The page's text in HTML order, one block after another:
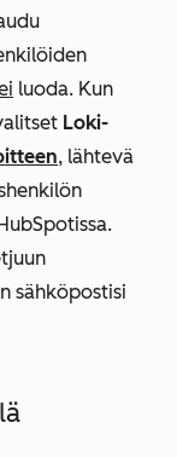
luoda. Kun
Loki-
, lähtevä
sähköpostisi